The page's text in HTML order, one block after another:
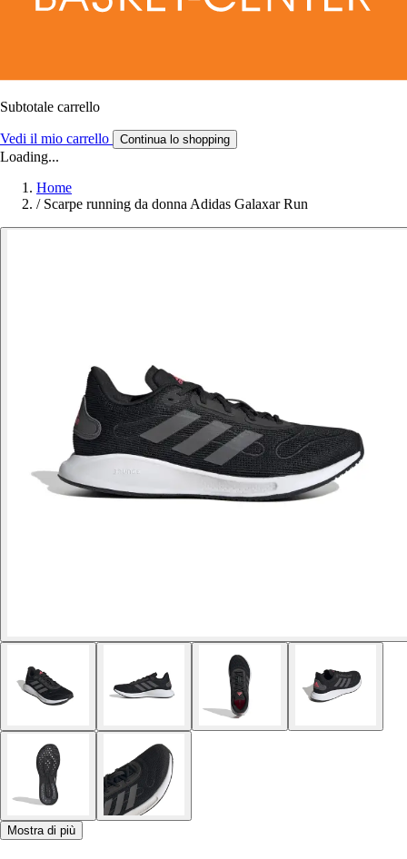
Subtotale carrello
Vedi il mio carrello Continua lo shopping
Loading...
Home
/ Scarpe running da donna Adidas Galaxar Run
Mostra di più